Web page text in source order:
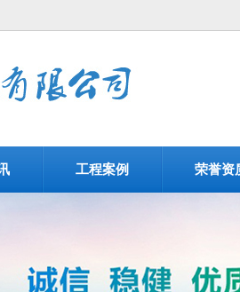
工程案例 荣誉资